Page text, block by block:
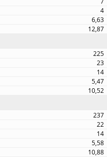
4
6,63
12,87
225
23
14
5,47
10,52
237
22
14
5,58
10,88